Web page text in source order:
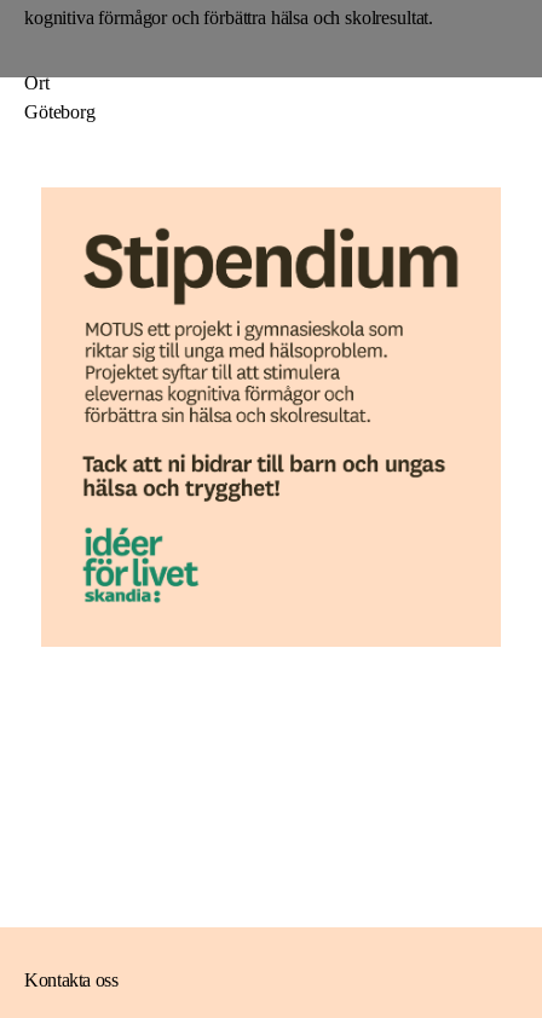
kognitiva förmågor och förbättra hälsa och skolresultat.
Ort
Göteborg
Kontakta oss